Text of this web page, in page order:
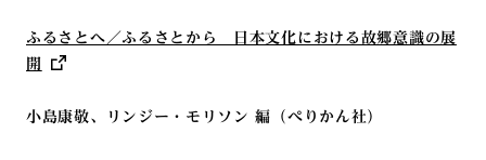
ふるさとへ／ふるさとから 日本文化における故郷意識の展
開
小島康敬、リンジー・モリソン 編（ぺりかん社）